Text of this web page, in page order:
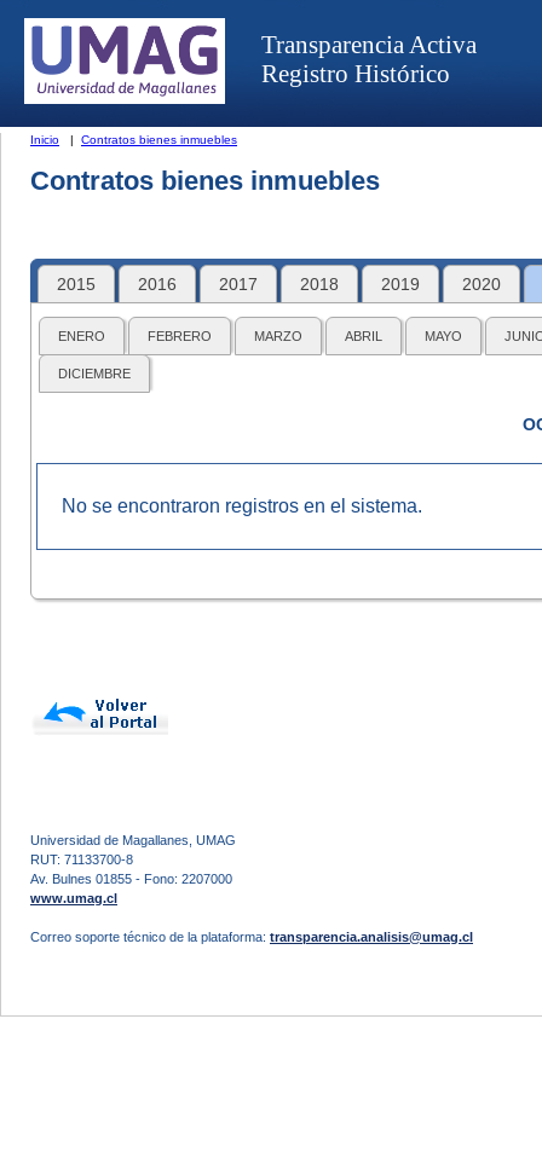
Transparencia Activa
Registro Histórico
Inicio | Contratos bienes inmuebles
Contratos bienes inmuebles
2015 2016 2017 2018 2019 2020
ENERO FEBRERO MARZO ABRIL MAYO
DICIEMBRE
No se encontraron registros en el sistema.
Universidad de Magallanes, UMAG
RUT: 71133700-8
Av. Bulnes 01855 - Fono: 2207000
www.umag.cl
Correo soporte técnico de la plataforma: transparencia.analisis@umag.cl